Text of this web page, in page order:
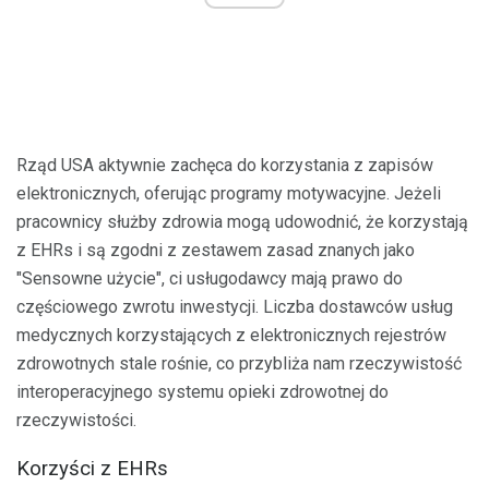
Rząd USA aktywnie zachęca do korzystania z zapisów
elektronicznych, oferując programy motywacyjne. Jeżeli
pracownicy służby zdrowia mogą udowodnić, że korzystają
z EHRs i są zgodni z zestawem zasad znanych jako
"Sensowne użycie", ci usługodawcy mają prawo do
częściowego zwrotu inwestycji. Liczba dostawców usług
medycznych korzystających z elektronicznych rejestrów
zdrowotnych stale rośnie, co przybliża nam rzeczywistość
interoperacyjnego systemu opieki zdrowotnej do
rzeczywistości.
Korzyści z EHRs